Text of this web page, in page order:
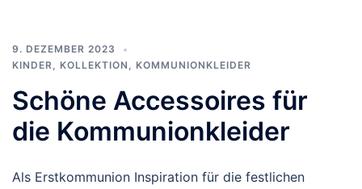
9. DEZEMBER 2023
KINDER, KOLLEKTION , KOMMUNIONKLEIDER
Schöne Accessoires für
die Kommunionkleider
Als Erstkommunion Inspiration für die festlichen